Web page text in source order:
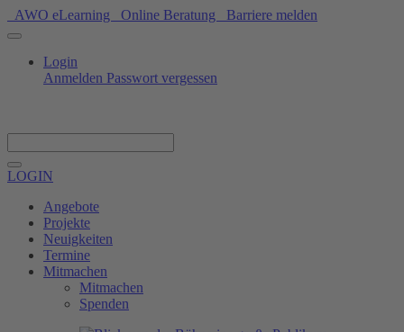
AWO eLearning Online Beratung Barriere melden
Login
Anmelden Passwort vergessen
LOGIN
Angebote
Projekte
Neuigkeiten
Termine
Mitmachen
Mitmachen
Spenden